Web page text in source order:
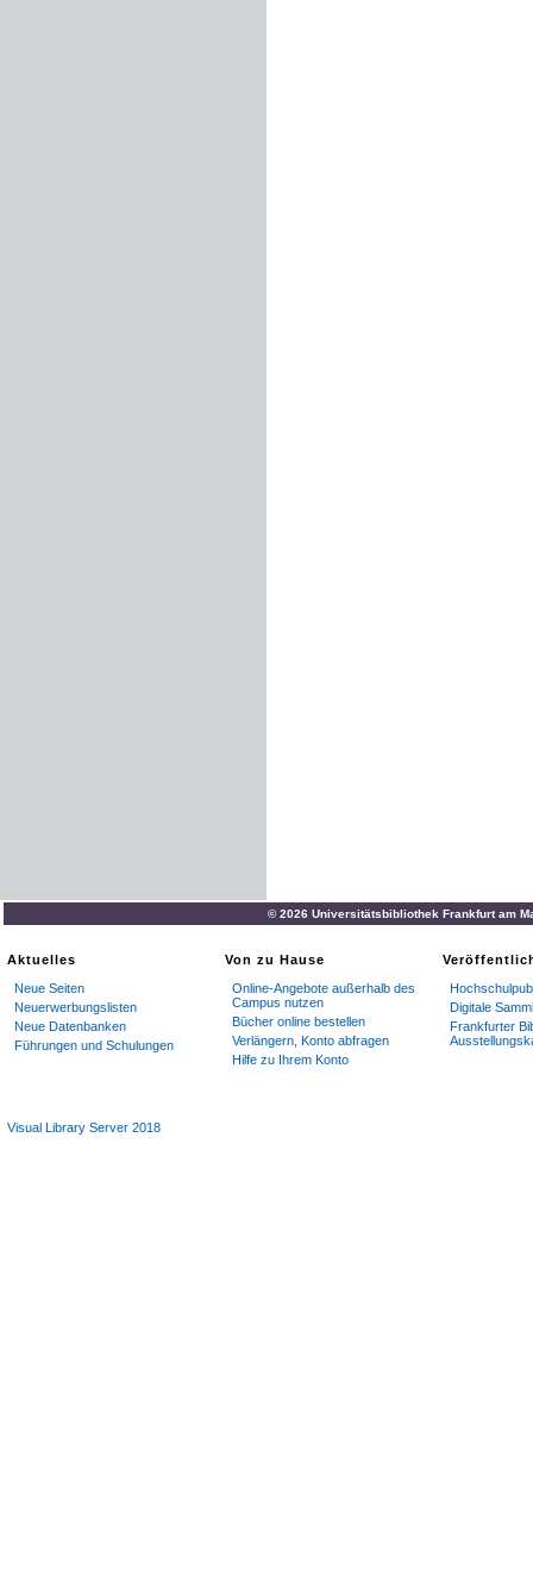
© 2026 Universitätsbibliothek Frankfurt am
Aktuelles
Neue Seiten
Neuerwerbungslisten
Neue Datenbanken
Führungen und Schulungen
Von zu Hause
Online-Angebote außerhalb des
Campus nutzen
Bücher online bestellen
Verlängern, Konto abfragen
Hilfe zu Ihrem Konto
Digitale
Frankfurter
Visual Library Server 2018